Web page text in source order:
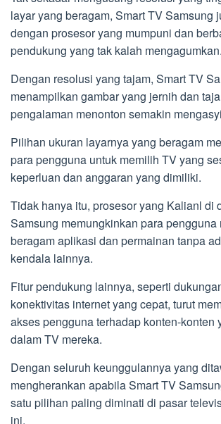
layar yang beragam, Smart TV Samsung
dengan prosesor yang mumpuni dan
pendukung yang tak kalah mengagumkan.
Dengan resolusi yang tajam, Smart TV
menampilkan gambar yang jernih dan
pengalaman menonton semakin
Pilihan ukuran layarnya yang beragam
para pengguna untuk memilih TV yang
keperluan dan anggaran yang dimiliki.
Tidak hanya itu, prosesor yang Kalianl di
Samsung memungkinkan para pengguna
beragam aplikasi dan permainan tanpa
kendala lainnya.
Fitur pendukung lainnya, seperti
konektivitas internet yang cepat, turut
akses pengguna terhadap konten-konten
dalam TV mereka.
Dengan seluruh keunggulannya yang
mengherankan apabila Smart TV
satu pilihan paling diminati di pasar
ini.